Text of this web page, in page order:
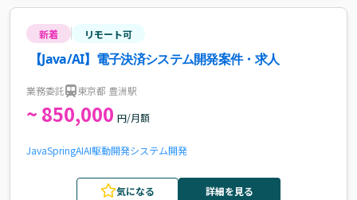
新着 リモート可
【Java/AI】電子決済システム開発案件・求人
業務委託 東京都 豊洲駅
~ 850,000 円/月額
JavaSpringAIAI駆動開発システム開発
気になる 詳細を見る